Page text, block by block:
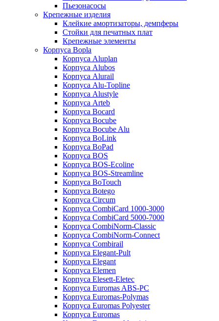
Пьезонасосы
Крепежные изделия
Клейкие амортизаторы, демпферы
Стойки для печатных плат
Крепежные элементы
Корпуса Bopla
Корпуса Aluplan
Корпуса Alubos
Корпуса Alurail
Корпуса Alu-Topline
Корпуса Alustyle
Корпуса Arteb
Корпуса Bocard
Корпуса Bocube
Корпуса Bocube Alu
Корпуса BoLink
Корпуса BoPad
Корпуса BOS
Корпуса BOS-Ecoline
Корпуса BOS-Streamline
Корпуса BoTouch
Корпуса Botego
Корпуса Circum
Корпуса CombiCard 1000-3000
Корпуса CombiCard 5000-7000
Корпуса CombiNorm-Classic
Корпуса CombiNorm-Connect
Корпуса Combirail
Корпуса Elegant-Pult
Корпуса Elegant
Корпуса Elemen
Корпуса Elesett-Eletec
Корпуса Euromas ABS-PC
Корпуса Euromas-Polymas
Корпуса Euromas Polyester
Корпуса Euromas